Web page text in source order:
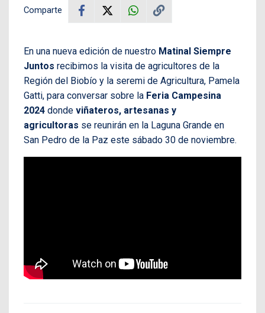
Comparte
En una nueva edición de nuestro Matinal Siempre
Juntos recibimos la visita de agricultores de la
Región del Biobío y la seremi de Agricultura, Pamela
Gatti, para conversar sobre la Feria Campesina
2024 donde viñateros, artesanas y
agricultoras se reunirán en la Laguna Grande en
San Pedro de la Paz este sábado 30 de noviembre.